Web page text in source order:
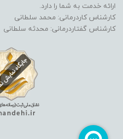
ارائه خدمت به شما را دارد.
کارشناس کاردرمانی: محمد سلطانی
کارشناس گفتاردرمانی: محدثه سلطانی